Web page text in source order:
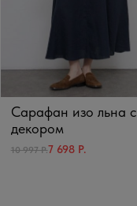
Сарафан изо льна с
декором
10 997 Р.7 698 Р.